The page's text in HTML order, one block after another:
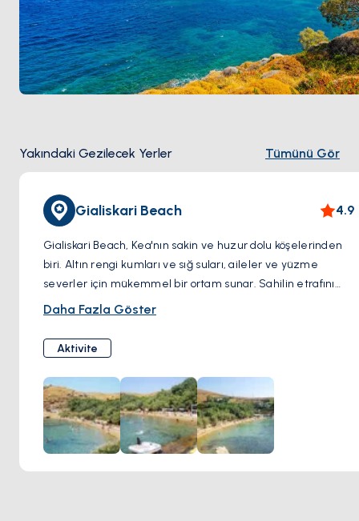
Yakındaki Gezilecek Yerler Tümünü Gör
Gialiskari Beach 4.9
Gialiskari Beach, Kea'nın sakin ve huzur dolu köşelerinden
biri. Altın rengi kumları ve sığ suları, aileler ve yüzme
severler için mükemmel bir ortam sunar. Sahilin etrafını
saran yemyeşil ağaçlar, gün boyu gölge arayanlar için doğal
tavernalarda taze deniz ürünlerinin tadına varabilirsiniz.
Daha Fazla Göster
Aktivite